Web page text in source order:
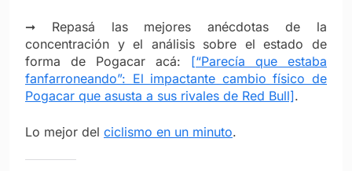
➞ Repasá las mejores anécdotas de la
concentración y el análisis sobre el estado de
forma de Pogacar acá: [“Parecía que estaba
fanfarroneando”: El impactante cambio físico de
Pogacar que asusta a sus rivales de Red Bull].
Lo mejor del ciclismo en un minuto.